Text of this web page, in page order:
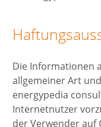
Die Informationen
allgemeiner Art
energypedia
Internetnutzer
der Verwender